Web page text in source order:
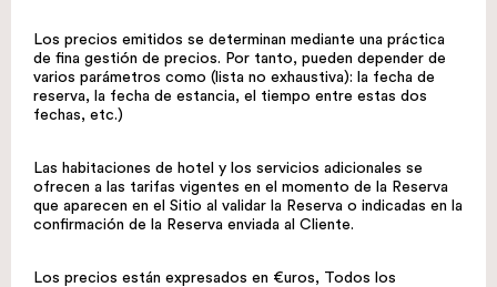
Los precios emitidos se determinan mediante una práctica
de fina gestión de precios. Por tanto, pueden depender de
varios parámetros como (lista no exhaustiva): la fecha de
reserva, la fecha de estancia, el tiempo entre estas dos
fechas, etc.)
Las habitaciones de hotel y los servicios adicionales se
ofrecen a las tarifas vigentes en el momento de la Reserva
que aparecen en el Sitio al validar la Reserva o indicadas en la
confirmación de la Reserva enviada al Cliente.
Los precios están expresados ​​en €uros, Todos los